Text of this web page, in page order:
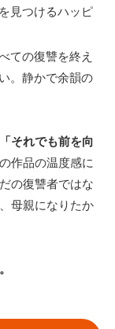
見つけるハッピ
の復讐を終え
。静かで余韻の
「それでも前を向
作品の温度感に
の復讐者ではな
母親になりたか